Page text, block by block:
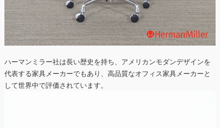
ハーマンミラー社は長い歴史を持ち、アメリカンモダンデザインを
代表する家具メーカーでもあり、高品質なオフィス家具メーカーと
して世界中で評価されています。